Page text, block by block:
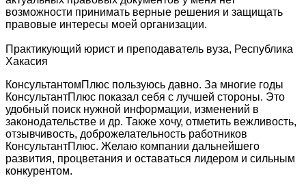
возможности принимать верные решения и защищать
правовые интересы моей организации.
Практикующий юрист и преподаватель вуза, Республика
Хакасия
КонсультантомПлюс пользуюсь давно. За многие годы
КонсультантПлюс показал себя с лучшей стороны. Это
удобный поиск нужной информации, изменений в
законодательстве и др. Также хочу, отметить вежливость,
отзывчивость, доброжелательность работников
КонсультантПлюс. Желаю компании дальнейшего
развития, процветания и оставаться лидером и сильным
конкурентом.